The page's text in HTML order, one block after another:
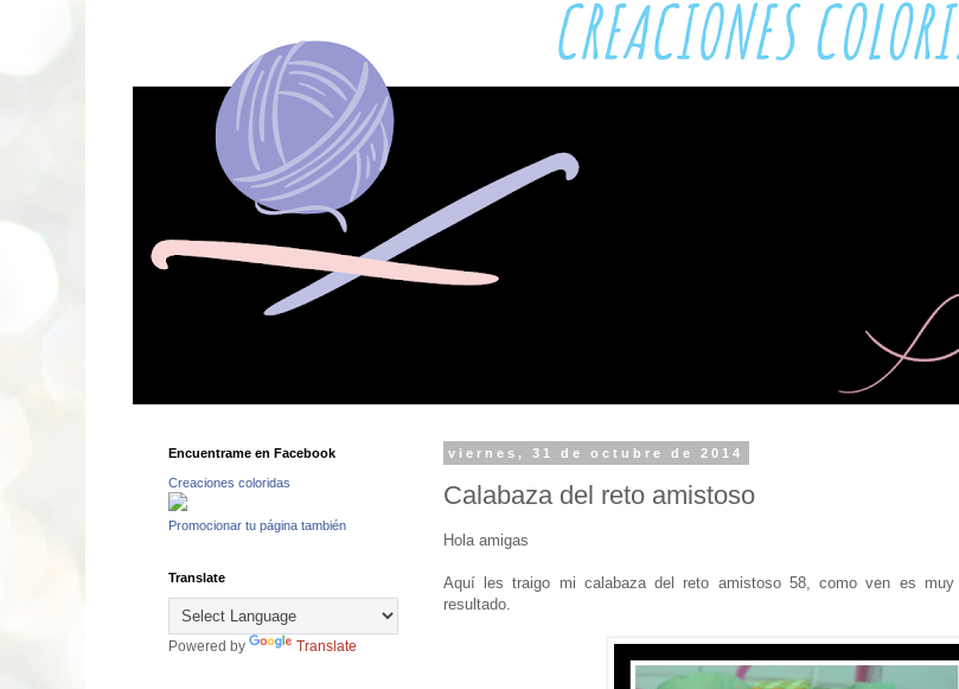
viernes, 31 de octubre de 2014
Calabaza del reto amistoso
Hola amigas
Aquí les traigo mi calabaza del reto amistoso 58, como ven es
resultado.
Encuentrame en Facebook
Creaciones coloridas
Promocionar tu página también
Translate
Powered by Translate